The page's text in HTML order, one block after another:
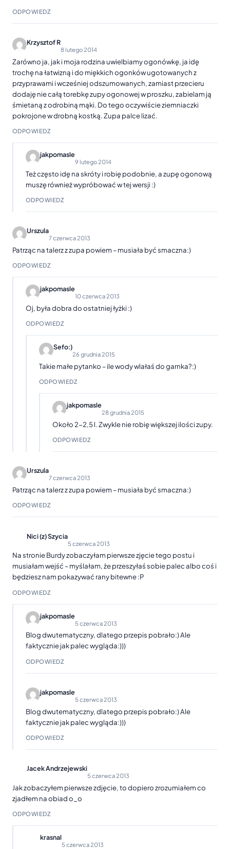
ODPOWIEDZ
Krzysztof R
8 lutego 2014
Zarówno ja, jak i moja rodzina uwielbiamy ogonówkę, ja idę
trochę na łatwizną i do miękkich ogonków ugotowanych z
przyprawami i wcześniej odszumowanych, zamiast przecieru
dodaję nie całą torebkę zupy ogonowej w proszku, zabielam ją
śmietaną z odrobiną mąki. Do tego oczywiście ziemniaczki
pokrojone w drobną kostką. Zupa palce lizać.
ODPOWIEDZ
jakpomasle
9 lutego 2014
Też często idę na skróty i robię podobnie, a zupę ogonową
muszę również wypróbować w tej wersji :)
ODPOWIEDZ
Urszula
7 czerwca 2013
Patrząc na talerz z zupa powiem – musiała być smaczna:)
ODPOWIEDZ
jakpomasle
10 czerwca 2013
Oj, była dobra do ostatniej łyżki :)
ODPOWIEDZ
Sefo:)
26 grudnia 2015
Takie małe pytanko – ile wody wlałaś do garnka?:)
ODPOWIEDZ
jakpomasle
28 grudnia 2015
Około 2-2,5 l. Zwykle nie robię większej ilości zupy.
ODPOWIEDZ
Urszula
7 czerwca 2013
Patrząc na talerz z zupa powiem – musiała być smaczna:)
ODPOWIEDZ
Nici (z) Szycia
5 czerwca 2013
Na stronie Burdy zobaczyłam pierwsze zjęcie tego postu i
musiałam wejść – myślałam, że przeszyłaś sobie palec albo coś i
będziesz nam pokazywać rany bitewne :P
ODPOWIEDZ
jakpomasle
5 czerwca 2013
Blog dwutematyczny, dlatego przepis pobrało:) Ale
faktycznie jak palec wygląda:)))
ODPOWIEDZ
jakpomasle
5 czerwca 2013
Blog dwutematyczny, dlatego przepis pobrało:) Ale
faktycznie jak palec wygląda:)))
ODPOWIEDZ
Jacek Andrzejewski
5 czerwca 2013
Jak zobaczyłem pierwsze zdjęcie, to dopiero zrozumiałem co
zjadłem na obiad o_o
ODPOWIEDZ
krasnal
5 czerwca 2013